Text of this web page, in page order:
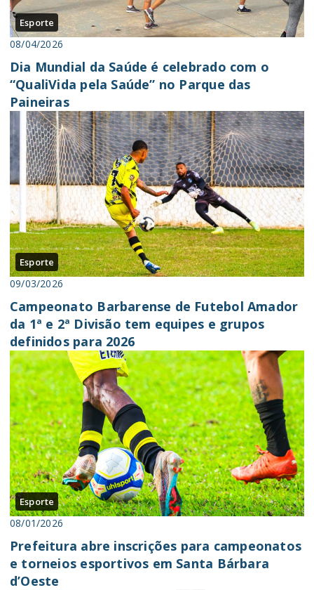
Esporte
08/04/2026
Dia Mundial da Saúde é celebrado com o
“QualiVida pela Saúde” no Parque das
Paineiras
Esporte
09/03/2026
Campeonato Barbarense de Futebol Amador
da 1ª e 2ª Divisão tem equipes e grupos
definidos para 2026
Esporte
08/01/2026
Prefeitura abre inscrições para campeonatos
e torneios esportivos em Santa Bárbara
d’Oeste